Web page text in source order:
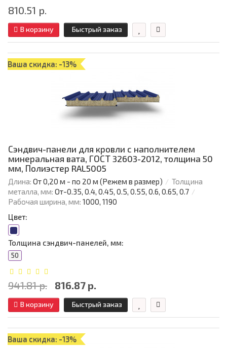
810.51 р.
В корзину Быстрый заказ
Ваша скидка: -13%
Сэндвич-панели для кровли с наполнителем
минеральная вата, ГОСТ 32603-2012, толщина 50
мм, Полиэстер RAL5005
Длина: От 0,20 м - по 20 м (Режем в размер)
Толщина
металла, мм: От-0.35, 0.4, 0.45, 0.5, 0.55, 0.6, 0.65, 0.7
Рабочая ширина, мм: 1000, 1190
Цвет:
Толщина сэндвич-панелей, мм:
50
941.81 р. 816.87 р.
В корзину Быстрый заказ
Ваша скидка: -13%